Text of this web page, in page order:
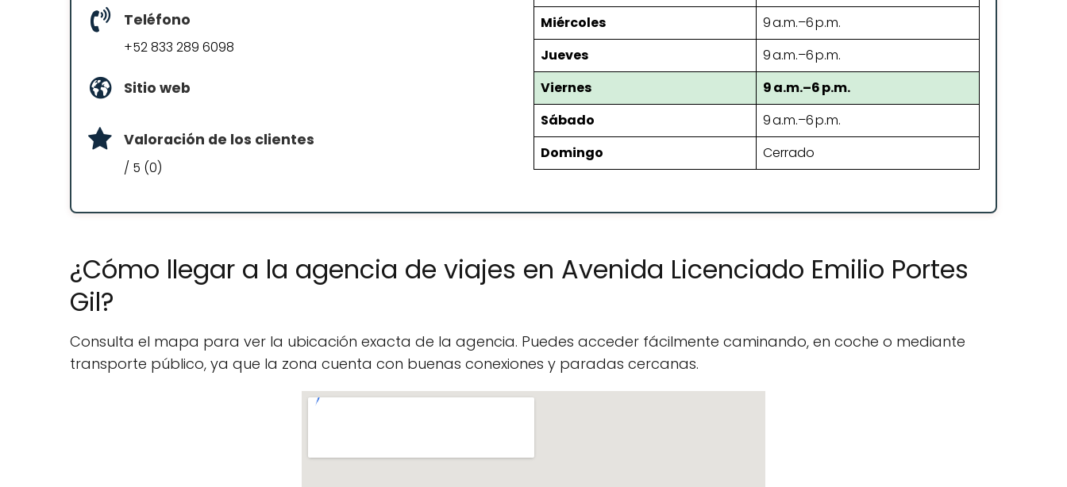
Teléfono
+52 833 289 6098
Sitio web
Valoración de los clientes
/ 5 (0)
Miércoles
9 a.m.–6 p.m.
Jueves
9 a.m.–6 p.m.
Viernes
9 a.m.–6 p.m.
Sábado
9 a.m.–6 p.m.
Domingo
Cerrado
¿Cómo llegar a la agencia de viajes en Avenida Licenciado Emilio Portes
Gil?
Consulta el mapa para ver la ubicación exacta de la agencia. Puedes acceder fácilmente caminando, en coche o mediante
transporte público, ya que la zona cuenta con buenas conexiones y paradas cercanas.